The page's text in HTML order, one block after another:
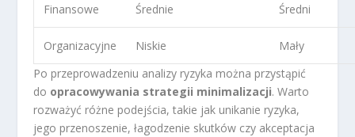
Finansowe Średnie Średni
Organizacyjne Niskie
Mały
Po przeprowadzeniu analizy ryzyka można przystąpić
do opracowywania strategii minimalizacji. Warto
rozważyć różne podejścia, takie jak unikanie ryzyka,
jego przenoszenie, łagodzenie skutków czy akceptacja